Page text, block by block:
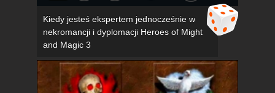
Kiedy jesteś ekspertem jednocześnie w
nekromancji i dyplomacji Heroes of Might
and Magic 3